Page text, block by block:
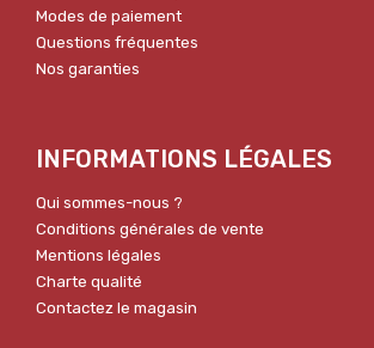
Modes de paiement
Questions fréquentes
Nos garanties
INFORMATIONS LÉGALES
Qui sommes-nous ?
Conditions générales de vente
Mentions légales
Charte qualité
Contactez le magasin